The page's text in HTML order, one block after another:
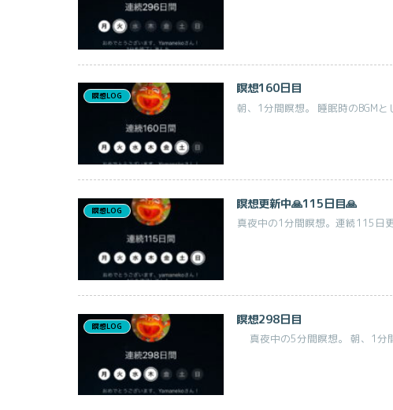
瞑想LOG 瞑想160日目
朝、1分間瞑想。 睡眠時のBGMと
瞑想LOG 瞑想更新中🙏115日目🙏
真夜中の1分間瞑想。連続115日
瞑想LOG 瞑想298日目
真夜中の5分間瞑想。 朝、1分